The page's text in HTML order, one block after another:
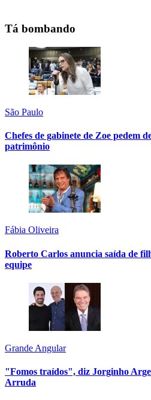
Tá bombando
São Paulo
Chefes de gabinete de Zoe pedem
patrimônio
Fábia Oliveira
Roberto Carlos anuncia saída de
equipe
Grande Angular
"Fomos traídos", diz Jorginho
Arruda